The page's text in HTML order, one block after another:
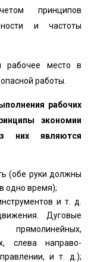
принципов
и частоты
рабочее место в
работы.
рабочих
экономии
них являются
(обе руки должны
одно время);
и т. д.
Дуговые
слева направо-
и т. д.);